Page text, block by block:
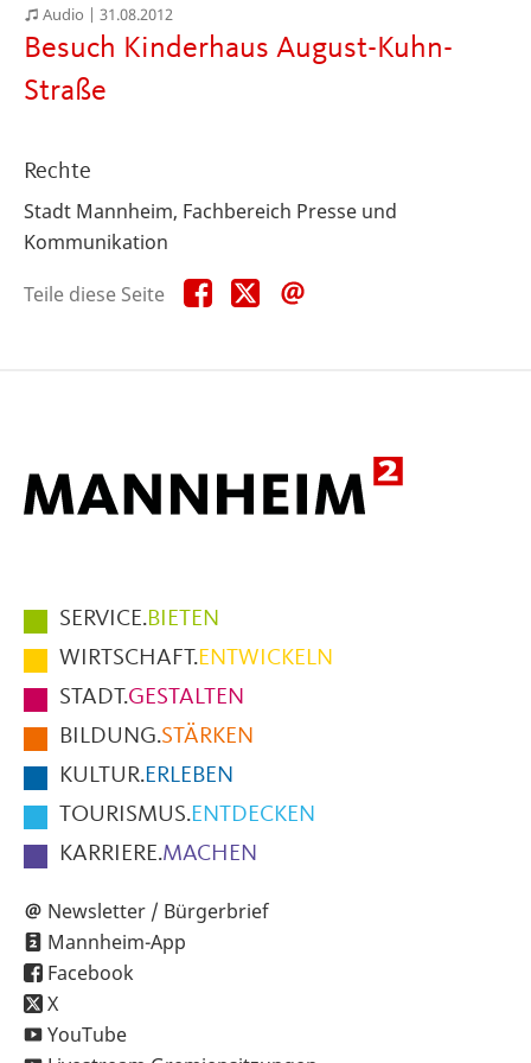
Audio | 31.08.2012
Besuch Kinderhaus August-Kuhn-
Straße
Rechte
Stadt Mannheim, Fachbereich Presse und
Kommunikation
Teile diese Seite
Teile
diese
Teile
diese
Hauptmenüpunkte
im
Fußbereich
der
Seite
SERVICE.BIETEN
WIRTSCHAFT.ENTWICKELN
STADT.GESTALTEN
BILDUNG.STÄRKEN
KULTUR.ERLEBEN
TOURISMUS.ENTDECKEN
KARRIERE.MACHEN
Newsletter / Bürgerbrief
Mannheim-App
Facebook
X
YouTube